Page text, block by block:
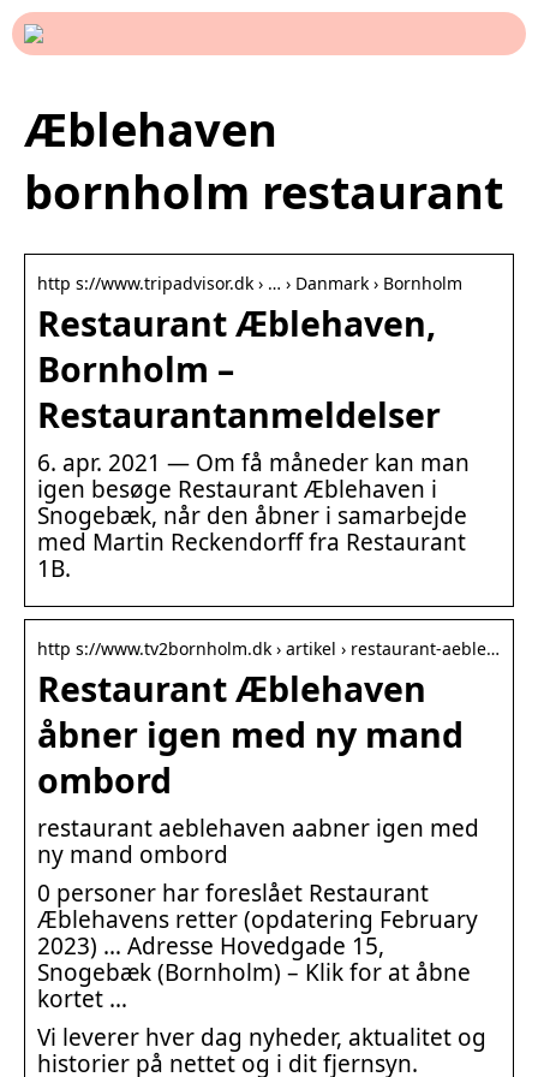
Æblehaven
bornholm restaurant
http s://www.tripadvisor.dk › … › Danmark › Bornholm
Restaurant Æblehaven,
Bornholm –
Restaurantanmeldelser
6. apr. 2021 — Om få måneder kan man
igen besøge Restaurant Æblehaven i
Snogebæk, når den åbner i samarbejde
med Martin Reckendorff fra Restaurant
1B.
http s://www.tv2bornholm.dk › artikel › restaurant-aeble…
Restaurant Æblehaven
åbner igen med ny mand
ombord
restaurant aeblehaven aabner igen med
ny mand ombord
0 personer har foreslået Restaurant
Æblehavens retter (opdatering February
2023) … Adresse Hovedgade 15,
Snogebæk (Bornholm) – Klik for at åbne
kortet …
Vi leverer hver dag nyheder, aktualitet og
historier på nettet og i dit fjernsyn.